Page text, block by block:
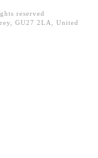
reserved
GU27 2LA, United